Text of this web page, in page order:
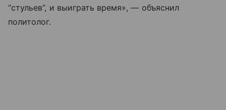
“стульев”, и выиграть время», — объяснил
политолог.